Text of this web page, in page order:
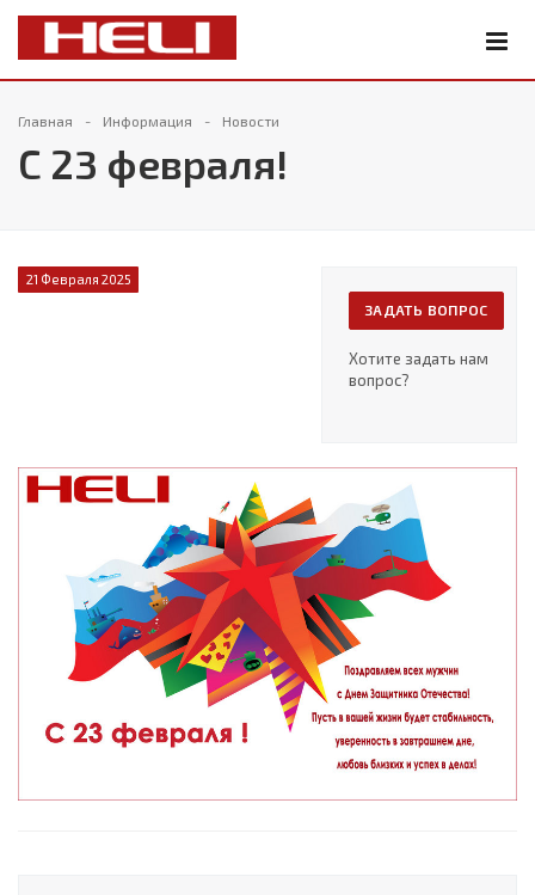
Главная Информация Новости
С 23 февраля!
ЗАДАТЬ ВОПРОС
Хотите задать нам
вопрос?
21 Февраля 2025